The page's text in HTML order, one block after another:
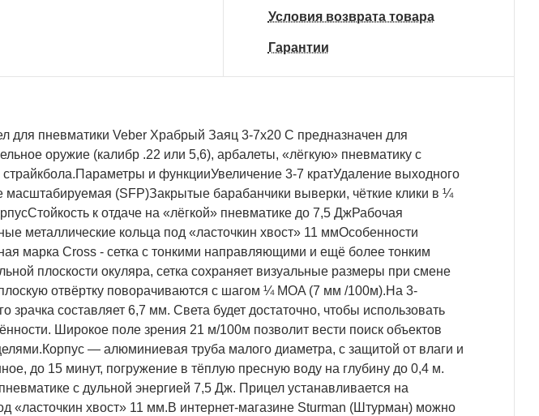
Условия возврата товара
Гарантии
для пневматики Veber Храбрый Заяц 3-7x20 C предназначен для
оружие (калибр .22 или 5,6), арбалеты, «лёгкую» пневматику с
и функцииУвеличение 3-7 кратУдаление выходного
масштабируемая (SFP)Закрытые барабанчики выверки, чёткие клики в ¼
к отдаче на «лёгкой» пневматике до 7,5 ДжРабочая
металлические кольца под «ласточкин хвост» 11 ммОсобенности
марка Cross - сетка с тонкими направляющими и ещё более тонким
плоскости окуляра, сетка сохраняет визуальные размеры при смене
отвёртку поворачиваются с шагом ¼ MOA (7 мм /100м).На 3-
зрачка составляет 6,7 мм. Света будет достаточно, чтобы использовать
Широкое поле зрения 21 м/100м позволит вести поиск объектов
— алюминиевая труба малого диаметра, с защитой от влаги и
до 15 минут, погружение в тёплую пресную воду на глубину до 0,4 м.
с дульной энергией 7,5 Дж. Прицел устанавливается на
«ласточкин хвост» 11 мм.В интернет-магазине Sturman (Штурман) можно